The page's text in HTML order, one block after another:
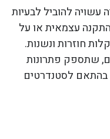
להוביל לבעיות
עצמאית או על
חוזרות ונשנות.
שתספק פתרונות
לסטנדרטים